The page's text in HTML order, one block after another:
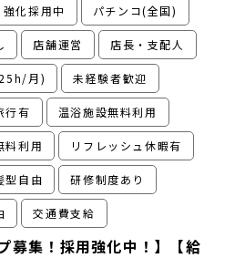
強化採用中 パチンコ(全国)
店舗運営 店長・支配人
月) 未経験者歓迎
行有 温浴施設無料利用
料利用 リフレッシュ休暇有
型自由 研修制度あり
交通費支給
募集！採用強化中！】【給